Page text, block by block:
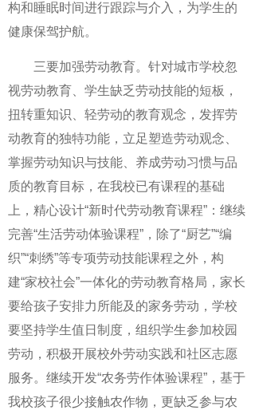
构和睡眠时间进行跟踪与介入，为学生的
健康保驾护航。
三要加强劳动教育。针对城市学校忽
视劳动教育、学生缺乏劳动技能的短板，
扭转重知识、轻劳动的教育观念，发挥劳
动教育的独特功能，立足塑造劳动观念、
掌握劳动知识与技能、养成劳动习惯与品
质的教育目标，在我校已有课程的基础
上，精心设计“新时代劳动教育课程”：继续
完善“生活劳动体验课程”，除了“厨艺”“编
织”“刺绣”等专项劳动技能课程之外，构
建“家校社会”一体化的劳动教育格局，家长
要给孩子安排力所能及的家务劳动，学校
要坚持学生值日制度，组织学生参加校园
劳动，积极开展校外劳动实践和社区志愿
服务。继续开发“农务劳作体验课程”，基于
我校孩子很少接触农作物，更缺乏参与农